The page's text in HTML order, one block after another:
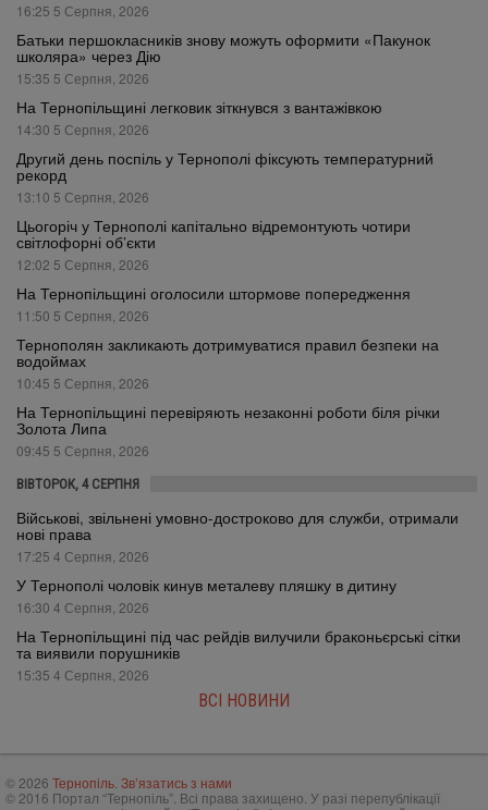
16:25 5 Серпня, 2026
Батьки першокласників знову можуть оформити «Пакунок
школяра» через Дію
15:35 5 Серпня, 2026
На Тернопільщині легковик зіткнувся з вантажівкою
14:30 5 Серпня, 2026
Другий день поспіль у Тернополі фіксують температурний
рекорд
13:10 5 Серпня, 2026
Цьогоріч у Тернополі капітально відремонтують чотири
світлофорні об’єкти
12:02 5 Серпня, 2026
На Тернопільщині оголосили штормове попередження
11:50 5 Серпня, 2026
Тернополян закликають дотримуватися правил безпеки на
водоймах
10:45 5 Серпня, 2026
На Тернопільщині перевіряють незаконні роботи біля річки
Золота Липа
09:45 5 Серпня, 2026
ВІВТОРОК, 4 СЕРПНЯ
Військові, звільнені умовно-достроково для служби, отримали
нові права
17:25 4 Серпня, 2026
У Тернополі чоловік кинув металеву пляшку в дитину
16:30 4 Серпня, 2026
На Тернопільщині під час рейдів вилучили браконьєрські сітки
та виявили порушників
15:35 4 Серпня, 2026
ВСІ НОВИНИ
© 2026 Тернопіль Зв’язатись з нами
© 2016 Портал “Тернопіль”. Всі права захищено. У разі перепублікації